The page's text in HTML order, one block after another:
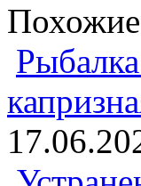
Похожие